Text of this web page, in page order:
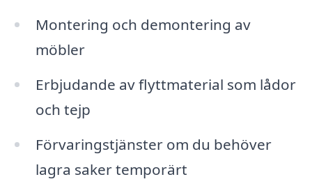
Montering och demontering av
möbler
Erbjudande av flyttmaterial som lådor
och tejp
Förvaringstjänster om du behöver
lagra saker temporärt